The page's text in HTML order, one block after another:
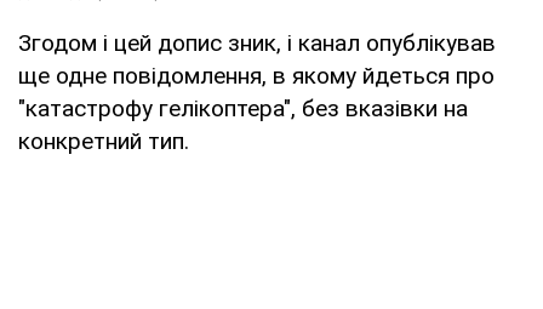
Згодом і цей допис зник, і канал опублікував
ще одне повідомлення, в якому йдеться про
"катастрофу гелікоптера", без вказівки на
конкретний тип.